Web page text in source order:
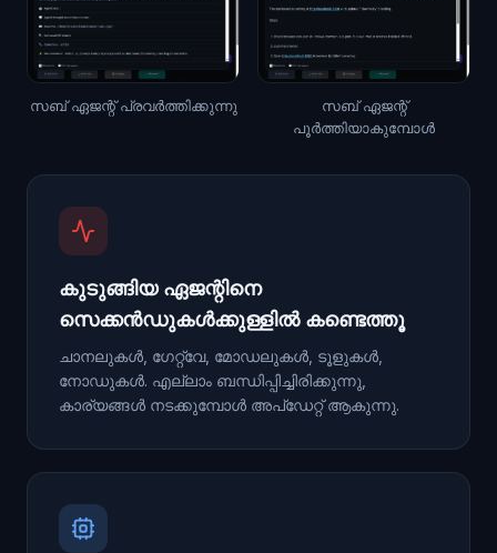
സബ് ഏജന്റ് പ്രവർത്തിക്കുന്നു
സബ് ഏജന്റ്
പൂർത്തിയാകുമ്പോൾ
കുടുങ്ങിയ ഏജന്റിനെ
സെക്കൻഡുകൾക്കുള്ളിൽ കണ്ടെത്തൂ
ചാനലുകൾ, ഗേറ്റ്‌വേ, മോഡലുകൾ, ടൂളുകൾ,
നോഡുകൾ. എല്ലാം ബന്ധിപ്പിച്ചിരിക്കുന്നു,
കാര്യങ്ങൾ നടക്കുമ്പോൾ അപ്ഡേറ്റ് ആകുന്നു.